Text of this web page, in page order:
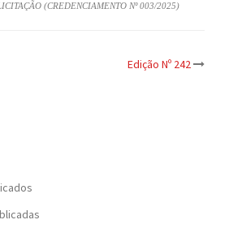
(CREDENCIAMENTO Nº 003/2025)
Edição Nº 242